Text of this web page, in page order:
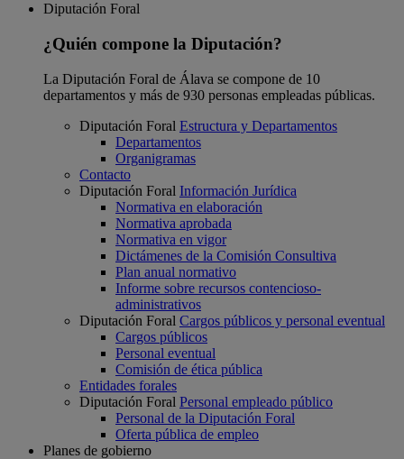
Diputación Foral
¿Quién compone la Diputación?
La Diputación Foral de Álava se compone de 10
departamentos y más de 930 personas empleadas públicas.
Diputación Foral Estructura y Departamentos
Departamentos
Organigramas
Contacto
Diputación Foral Información Jurídica
Normativa en elaboración
Normativa aprobada
Normativa en vigor
Dictámenes de la Comisión Consultiva
Plan anual normativo
Informe sobre recursos contencioso-
administrativos
Diputación Foral Cargos públicos y personal eventual
Cargos públicos
Personal eventual
Comisión de ética pública
Entidades forales
Diputación Foral Personal empleado público
Personal de la Diputación Foral
Oferta pública de empleo
Planes de gobierno